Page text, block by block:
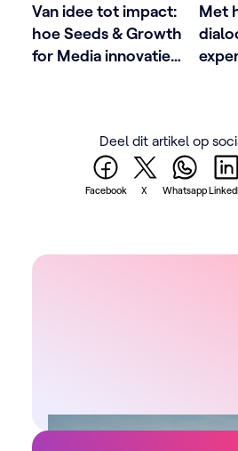
Van idee tot impact:
hoe Seeds & Growth
for Media innovatie
Met
Deel dit artikel op
Facebook X Whatsapp